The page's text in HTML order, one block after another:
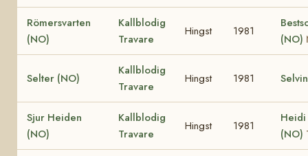
Römersvarten
(NO)
Kallblodig
Travare
Hingst 1981
(NO)
Selter (NO)
Kallblodig
Travare
Hingst 1981
Sjur Heiden
(NO)
Kallblodig
Travare
Hingst 1981
Heidi
(NO)